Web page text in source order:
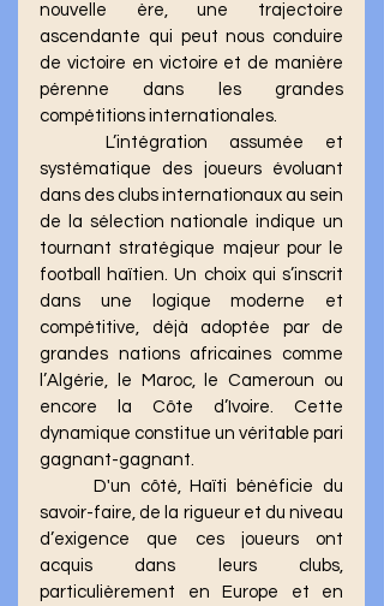
nouvelle ère, une trajectoire
ascendante qui peut nous conduire
de victoire en victoire et de manière
pérenne dans les grandes
compétitions internationales.
systématique des joueurs évoluant
dans des clubs internationaux au sein
de la sélection nationale indique un
tournant stratégique majeur pour le
football haïtien. Un choix qui s’inscrit
dans une logique moderne et
compétitive, déjà adoptée par de
grandes nations africaines comme
l’Algérie, le Maroc, le Cameroun ou
encore la Côte d’Ivoire. Cette
dynamique constitue un véritable pari
gagnant-gagnant.
savoir-faire, de la rigueur et du niveau
d’exigence que ces joueurs ont
acquis dans leurs clubs,
particulièrement en Europe et en